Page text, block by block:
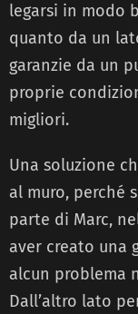
legarsi in modo
quanto da un
garanzie da un
proprie
migliori.
Una soluzione
al muro, perché
parte di Marc,
aver creato una
alcun problema
Dall’altro lato